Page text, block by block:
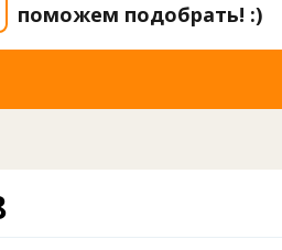
поможем подобрать! :)